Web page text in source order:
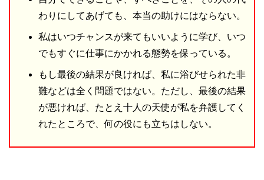
わりにしてあげても、本当の助けにはならない。
私はいつチャンスが来てもいいように学び、いつ
でもすぐに仕事にかかれる態勢を保っている。
もし最後の結果が良ければ、私に浴びせられた非
難などは全く問題ではない。ただし、最後の結果
が悪ければ、たとえ十人の天使が私を弁護してく
れたところで、何の役にも立ちはしない。